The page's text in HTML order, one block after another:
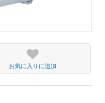
お気に入りに追加